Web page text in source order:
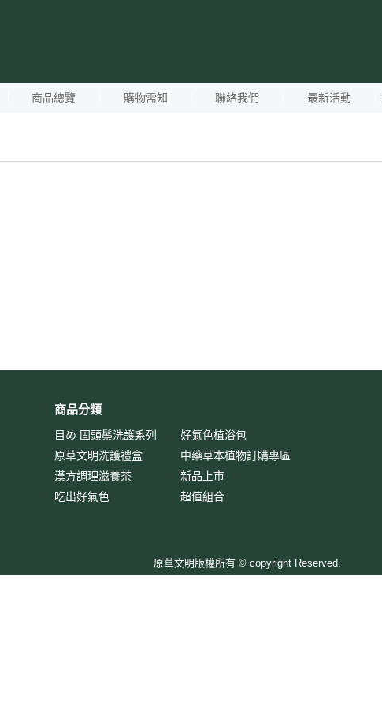
商品總覽 購物需知 聯絡我們 最新活動
商品分類
目め 固頭鬃洗護系列
原草文明洗護禮盒
漢方調理滋養茶
吃出好氣色
好氣色植浴包
中藥草本植物訂購專區
新品上市
超值組合
原草文明版權所有 © copyright Reserved.